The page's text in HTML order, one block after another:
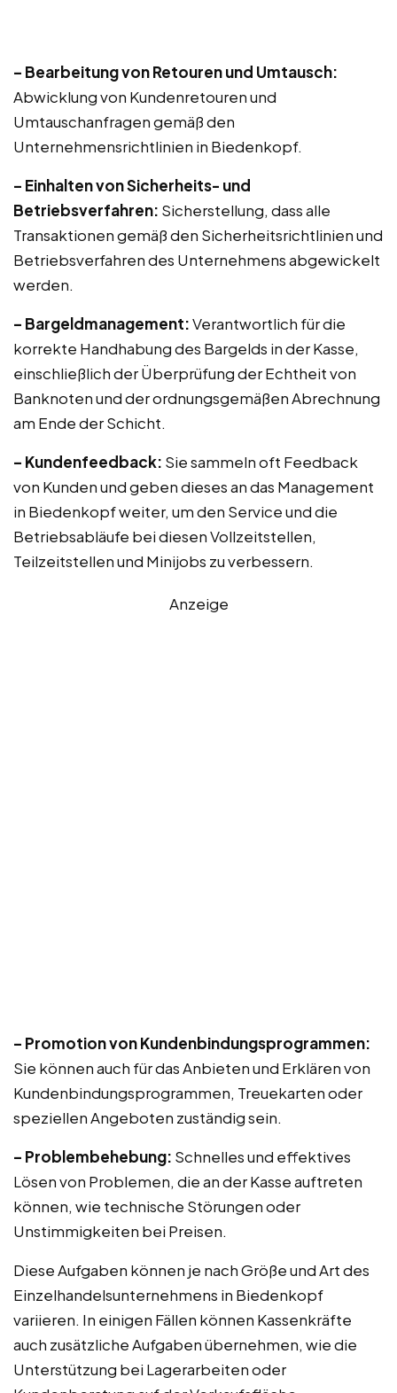
– Bearbeitung von Retouren und Umtausch:
Abwicklung von Kundenretouren und
Umtauschanfragen gemäß den
Unternehmensrichtlinien in Biedenkopf.
– Einhalten von Sicherheits- und
Betriebsverfahren: Sicherstellung, dass alle
Transaktionen gemäß den Sicherheitsrichtlinien und
Betriebsverfahren des Unternehmens abgewickelt
werden.
– Bargeldmanagement:Verantwortlich für die
korrekte Handhabung des Bargelds in der Kasse,
einschließlich der Überprüfung der Echtheit von
Banknoten und der ordnungsgemäßen Abrechnung
am Ende der Schicht.
– Kundenfeedback: Sie sammeln oft Feedback
von Kunden und geben dieses an das Management
in Biedenkopf weiter, um den Service und die
Betriebsabläufe bei diesen Vollzeitstellen,
Teilzeitstellen und Minijobs zu verbessern.
Anzeige
– Promotion von Kundenbindungsprogrammen:
Sie können auch für das Anbieten und Erklären von
Kundenbindungsprogrammen, Treuekarten oder
speziellen Angeboten zuständig sein.
– Problembehebung: Schnelles und effektives
Lösen von Problemen, die an der Kasse auftreten
können, wie technische Störungen oder
Unstimmigkeiten bei Preisen.
Diese Aufgaben können je nach Größe und Art des
Einzelhandelsunternehmens in Biedenkopf
variieren. In einigen Fällen können Kassenkräfte
auch zusätzliche Aufgaben übernehmen, wie die
Unterstützung bei Lagerarbeiten oder